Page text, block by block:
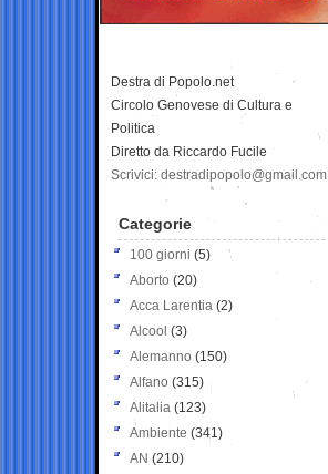
Destra di Popolo.net
Circolo Genovese di Cultura e
Politica
Diretto da Riccardo Fucile
Scrivici: destradipopolo@gmail.com
Categorie
100 giorni (5)
Aborto (20)
Acca Larentia (2)
Alcool (3)
Alemanno (150)
Alfano (315)
Alitalia (123)
Ambiente (341)
AN (210)